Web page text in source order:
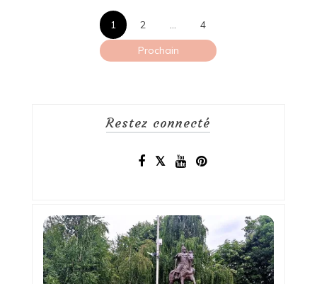
Pagination
des
1 2 …
4
Prochain
Restez connecté